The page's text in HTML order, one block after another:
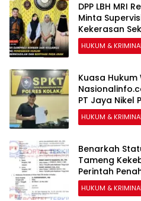
DPP LBH MRI
Minta
Kekerasan
Banggai
HUKUM &
Kuasa
PT Jaya Nikel
HUKUM &
Benarkah
Tameng
Perintah
Terhadap
Hari
HUKUM &